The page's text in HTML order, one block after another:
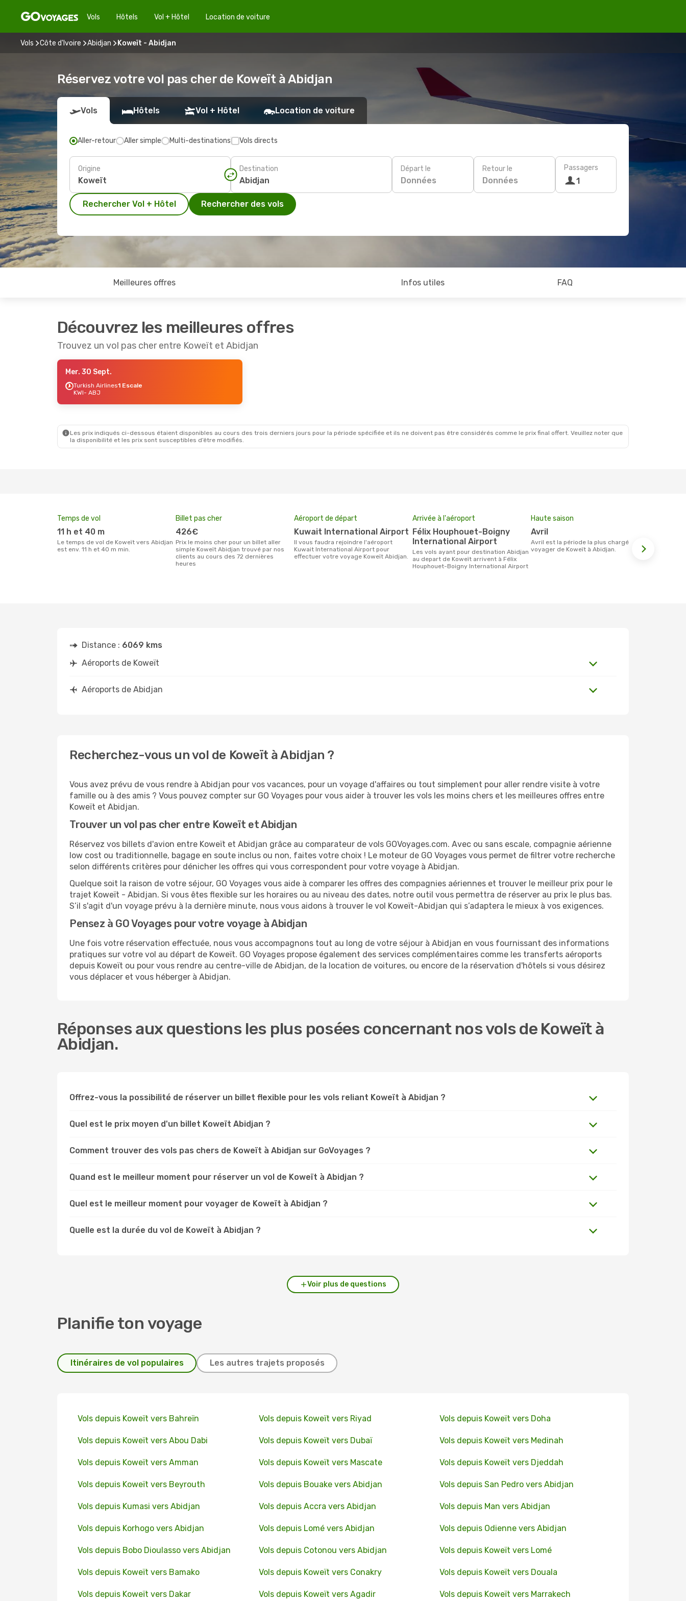
Vols Hôtels Vol + Hôtel Location de voiture
Vols Côte d'Ivoire Abidjan Koweït - Abidjan
Réservez votre vol pas cher de Koweït à Abidjan
Vols Hôtels Vol + Hôtel Location de voiture
Aller-retour Aller simple Multi-destinations Vols directs
Origine Destination Départ le
Données
Retour le
Données
Passagers
1
Rechercher Vol + Hôtel Rechercher des vols
Meilleures offres Infos utiles FAQ
Découvrez les meilleures offres
Trouvez un vol pas cher entre Koweït et Abidjan
Mer. 30 Sept.
Turkish Airlines1 Escale
KWI- ABJ
Les prix indiqués ci-dessous étaient disponibles au cours des trois derniers jours pour la période spécifiée et ils ne doivent pas être considérés comme le prix final offert. Veuillez noter que
la disponibilité et les prix sont susceptibles d’être modifiés.
Temps de vol
11 h et 40 m
Le temps de vol de Koweït vers Abidjan
est env. 11 h et 40 m min.
Billet pas cher
426€
Prix le moins cher pour un billet aller
simple Koweït Abidjan trouvé par nos
clients au cours des 72 dernières
heures
Aéroport de départ
Kuwait International Airport
Il vous faudra rejoindre l'aéroport
Kuwait International Airport pour
effectuer votre voyage Koweït Abidjan.
Arrivée à l'aéroport
Félix Houphouet-Boigny
International Airport
Les vols ayant pour destination Abidjan
au depart de Koweït arrivent à Félix
Houphouet-Boigny International Airport
Haute saison
avril
avril est la période la plus chargée pour
voyager de Koweït à Abidjan.
Distance : 6069 kms
Aéroports de Koweït
Aéroports de Abidjan
Recherchez-vous un vol de Koweït à Abidjan ?
Vous avez prévu de vous rendre à Abidjan pour vos vacances, pour un voyage d'affaires ou tout simplement pour aller rendre visite à votre
famille ou à des amis ? Vous pouvez compter sur GO Voyages pour vous aider à trouver les vols les moins chers et les meilleures offres entre
Koweït et Abidjan.
Trouver un vol pas cher entre Koweït et Abidjan
Réservez vos billets d'avion entre Koweït et Abidjan grâce au comparateur de vols GOVoyages.com. Avec ou sans escale, compagnie aérienne
low cost ou traditionnelle, bagage en soute inclus ou non, faites votre choix ! Le moteur de GO Voyages vous permet de filtrer votre recherche
selon différents critères pour dénicher les offres qui vous correspondent pour votre voyage à Abidjan.
Quelque soit la raison de votre séjour, GO Voyages vous aide à comparer les offres des compagnies aériennes et trouver le meilleur prix pour le
trajet Koweït - Abidjan. Si vous êtes flexible sur les horaires ou au niveau des dates, notre outil vous permettra de réserver au prix le plus bas.
S’il s'agit d'un voyage prévu à la dernière minute, nous vous aidons à trouver le vol Koweït-Abidjan qui s’adaptera le mieux à vos exigences.
Pensez à GO Voyages pour votre voyage à Abidjan
Une fois votre réservation effectuée, nous vous accompagnons tout au long de votre séjour à Abidjan en vous fournissant des informations
pratiques sur votre vol au départ de Koweït. GO Voyages propose également des services complémentaires comme les transferts aéroports
depuis Koweït ou pour vous rendre au centre-ville de Abidjan, de la location de voitures, ou encore de la réservation d'hôtels si vous désirez
vous déplacer et vous héberger à Abidjan.
Réponses aux questions les plus posées concernant nos vols de Koweït à
Abidjan.
Offrez-vous la possibilité de réserver un billet flexible pour les vols reliant Koweït à Abidjan ?
Quel est le prix moyen d'un billet Koweït Abidjan ?
Comment trouver des vols pas chers de Koweït à Abidjan sur GoVoyages ?
Quand est le meilleur moment pour réserver un vol de Koweït à Abidjan ?
Quel est le meilleur moment pour voyager de Koweït à Abidjan ?
Quelle est la durée du vol de Koweït à Abidjan ?
Voir plus de questions
Planifie ton voyage
Itinéraires de vol populaires Les autres trajets proposés
Vols depuis Koweït vers Bahreïn Vols depuis Koweït vers Riyad Vols depuis Koweït vers Doha
Vols depuis Koweït vers Abou Dabi Vols depuis Koweït vers Dubaï Vols depuis Koweït vers Medinah
Vols depuis Koweït vers Amman Vols depuis Koweït vers Mascate Vols depuis Koweït vers Djeddah
Vols depuis Koweït vers Beyrouth Vols depuis Bouake vers Abidjan Vols depuis San Pedro vers Abidjan
Vols depuis Kumasi vers Abidjan Vols depuis Accra vers Abidjan Vols depuis Man vers Abidjan
Vols depuis Korhogo vers Abidjan Vols depuis Lomé vers Abidjan Vols depuis Odienne vers Abidjan
Vols depuis Bobo Dioulasso vers Abidjan Vols depuis Cotonou vers Abidjan Vols depuis Koweït vers Lomé
Vols depuis Koweït vers Bamako Vols depuis Koweït vers Conakry Vols depuis Koweït vers Douala
Vols depuis Koweït vers Dakar Vols depuis Koweït vers Agadir Vols depuis Koweït vers Marrakech